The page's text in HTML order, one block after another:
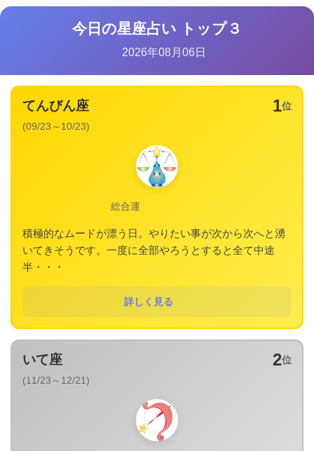
今日の星座占い トップ３
2026年08月06日
1位
てんびん座
(09/23～10/23)
総合運
積極的なムードが漂う日。やりたい事が次から次へと湧
いてきそうです。一度に全部やろうとすると全て中途
半・・・
詳しく見る
2位
いて座
(11/23～12/21)